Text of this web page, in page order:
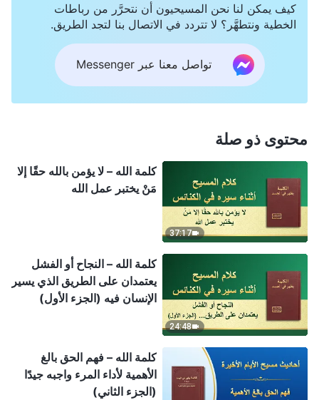
كيف يمكن لنا نحن المسيحيون أن نتحرَّر من رباطات
الخطية ونتطهَّر؟ لا تتردد في الاتصال بنا لتجد الطريق.
تواصل معنا عبر Messenger
محتوى ذو صلة
37:17
كلمة الله – لا يؤمن بالله حقًا إلا
مَنْ يختبر عمل الله
24:48
كلمة الله – النجاح أو الفشل
يعتمدان على الطريق الذي يسير
الإنسان فيه (الجزء الأول)
كلمة الله – فهم الحق بالغ
الأهمية لأداء المرء واجبه جيدًا
(الجزء الثاني)